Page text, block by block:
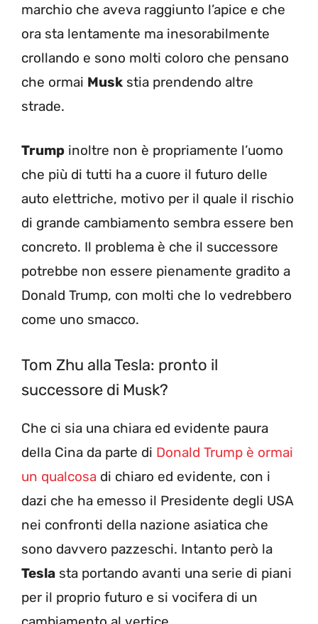
marchio che aveva raggiunto l’apice e che
ora sta lentamente ma inesorabilmente
crollando e sono molti coloro che pensano
che ormai Musk stia prendendo altre
strade.
Trump inoltre non è propriamente l’uomo
che più di tutti ha a cuore il futuro delle
auto elettriche, motivo per il quale il rischio
di grande cambiamento sembra essere ben
concreto. Il problema è che il successore
potrebbe non essere pienamente gradito a
Donald Trump, con molti che lo vedrebbero
come uno smacco.
Tom Zhu alla Tesla: pronto il
successore di Musk?
Che ci sia una chiara ed evidente paura
della Cina da parte di Donald Trump è ormai
un qualcosa di chiaro ed evidente, con i
dazi che ha emesso il Presidente degli USA
nei confronti della nazione asiatica che
sono davvero pazzeschi. Intanto però la
Tesla sta portando avanti una serie di piani
per il proprio futuro e si vocifera di un